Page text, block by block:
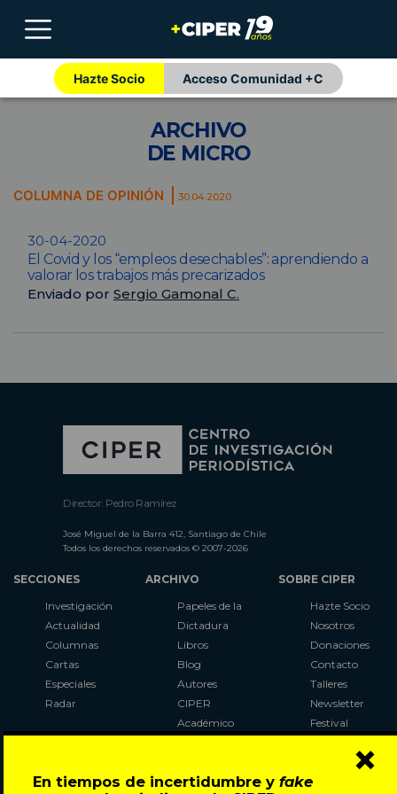
En tiempos de incertidumbre y fake
×
Hazte Socio Acceso Comunidad +C
ARCHIVO
DE MICRO
COLUMNA DE OPINIÓN 30.04.2020
30-04-2020
El Covid y los “empleos desechables”: aprendiendo a
valorar los trabajos más precarizados
Enviado por Sergio Gamonal C.
Director: Pedro Ramírez
José Miguel de la Barra 412, Santiago de Chile
Todos los derechos reservados © 2007-2026
SECCIONES
Investigación
Actualidad
Columnas
Cartas
Especiales
Radar
ARCHIVO
Papeles de la
Dictadura
Libros
Blog
Autores
CIPER
Académico
Al Plebiscito
SOBRE CIPER
Hazte Socio
Nosotros
Donaciones
Contacto
Talleres
Newsletter
Festival